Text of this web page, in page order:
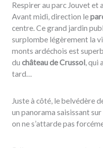
Respirer au parc Jouvet et
Avant midi, direction le
centre. Ce grand jardin
surplombe légèrement la
monts ardéchois est
du château de Crussol, qui
tard…
Juste à côté, le belvédère
un panorama saisissant
on ne s’attarde pas